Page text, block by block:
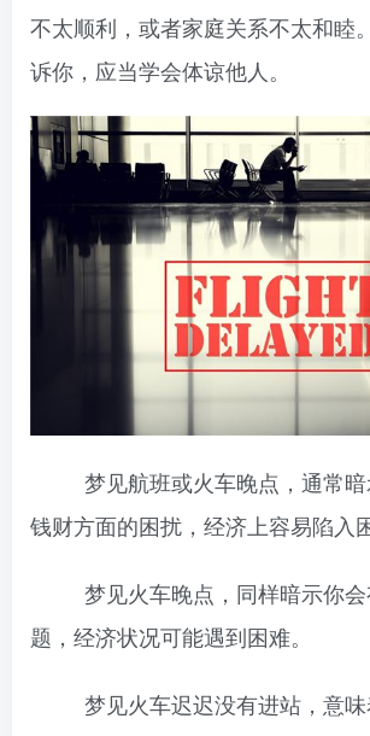
不太顺利，或者家庭关系不太和睦
诉你，应当学会体谅他人。
梦见航班或火车晚点，通常暗
钱财方面的困扰，经济上容易陷入
梦见火车晚点，同样暗示你会
题，经济状况可能遇到困难。
梦见火车迟迟没有进站，意味